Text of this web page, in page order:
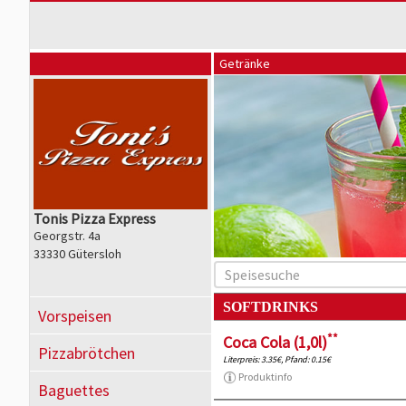
Tonis Pizza Express
Georgstr. 4a
33330 Gütersloh
Vorspeisen
Pizzabrötchen
Baguettes
Getränke
SOFTDRINKS
Coca Cola (1,0l)**
Literpreis: 3.35€, Pfand: 0.15€
Produktinfo